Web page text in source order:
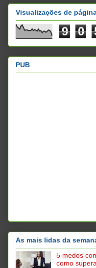
Visualizações de
9 0
PUB
As mais lidas da
5 medos
como